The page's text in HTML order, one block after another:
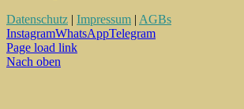
Datenschutz | Impressum | AGBs
InstagramWhatsAppTelegram
Page load link
Nach oben